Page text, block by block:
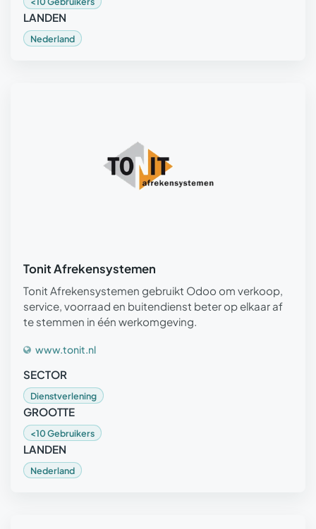
LANDEN
Nederland
Tonit Afrekensystemen
Tonit Afrekensystemen gebruikt Odoo om verkoop,
service, voorraad en buitendienst beter op elkaar af
te stemmen in één werkomgeving.
www.tonit.nl
SECTOR
Dienstverlening
GROOTTE
<10 Gebruikers
LANDEN
Nederland